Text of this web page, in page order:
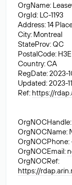
OrgName:
OrgId: LC-1193
Address: 14
City: Montreal
StateProv: QC
PostalCode: H3E
Country: CA
RegDate: 2023-
Updated: 2023-
Ref: https://
OrgNOCName:
OrgNOCPhone:
OrgNOCEmail:
OrgNOCRef:
https://